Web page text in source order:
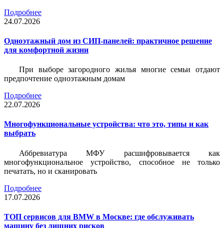
Подробнее
24.07.2026
Одноэтажный дом из СИП-панелей: практичное решение
для комфортной жизни
При выборе загородного жилья многие семьи отдают
предпочтение одноэтажным домам
Подробнее
22.07.2026
Многофункциональные устройства: что это, типы и как
выбрать
Аббревиатура МФУ расшифровывается как
многофункциональное устройство, способное не только
печатать, но и сканировать
Подробнее
17.07.2026
ТОП сервисов для BMW в Москве: где обслуживать
машину без лишних рисков